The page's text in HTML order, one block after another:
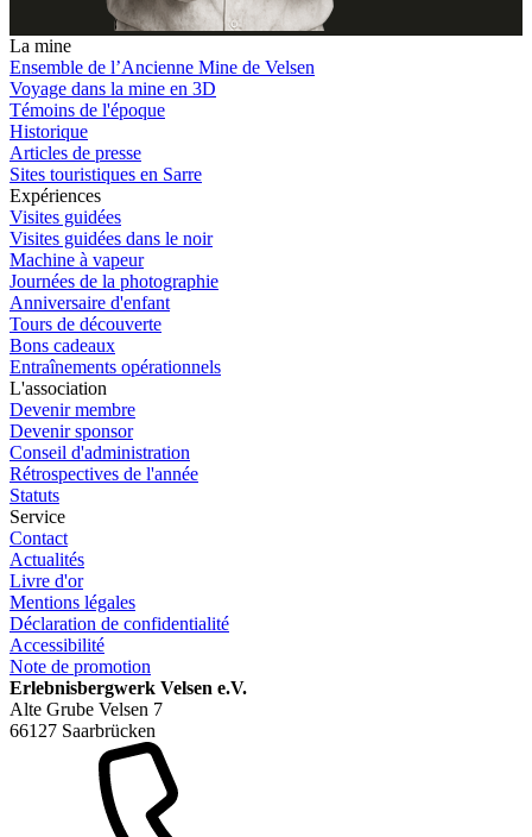
La mine
Ensemble de l’Ancienne Mine de Velsen
Voyage dans la mine en 3D
Témoins de l'époque
Historique
Articles de presse
Sites touristiques en Sarre
Expériences
Visites guidées
Visites guidées dans le noir
Machine à vapeur
Journées de la photographie
Anniversaire d'enfant
Tours de découverte
Bons cadeaux
Entraînements opérationnels
L'association
Devenir membre
Devenir sponsor
Conseil d'administration
Rétrospectives de l'année
Statuts
Service
Contact
Actualités
Livre d'or
Mentions légales
Déclaration de confidentialité
Accessibilité
Note de promotion
Erlebnisbergwerk Velsen e.V.
Alte Grube Velsen 7
66127 Saarbrücken